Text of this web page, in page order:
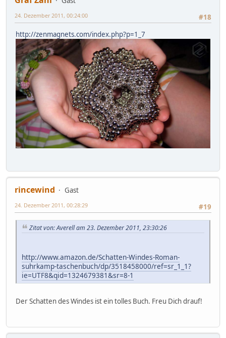
#18
24. Dezember 2011, 00:24:00
http://zenmagnets.com/index.php?p=1_7
rincewind
Gast
#19
24. Dezember 2011, 00:28:29
Zitat von: Averell am 23. Dezember 2011, 23:30:26
http://www.amazon.de/Schatten-Windes-Roman-
suhrkamp-taschenbuch/dp/3518458000/ref=sr_1_1?
ie=UTF8&qid=1324679381&sr=8-1
Der Schatten des Windes ist ein tolles Buch. Freu Dich drauf!